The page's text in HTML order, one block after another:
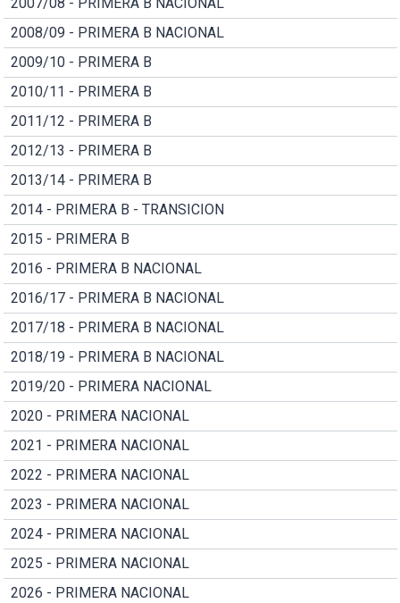
2007/08 - PRIMERA B NACIONAL
2008/09 - PRIMERA B NACIONAL
2009/10 - PRIMERA B
2010/11 - PRIMERA B
2011/12 - PRIMERA B
2012/13 - PRIMERA B
2013/14 - PRIMERA B
2014 - PRIMERA B - TRANSICION
2015 - PRIMERA B
2016 - PRIMERA B NACIONAL
2016/17 - PRIMERA B NACIONAL
2017/18 - PRIMERA B NACIONAL
2018/19 - PRIMERA B NACIONAL
2019/20 - PRIMERA NACIONAL
2020 - PRIMERA NACIONAL
2021 - PRIMERA NACIONAL
2022 - PRIMERA NACIONAL
2023 - PRIMERA NACIONAL
2024 - PRIMERA NACIONAL
2025 - PRIMERA NACIONAL
2026 - PRIMERA NACIONAL